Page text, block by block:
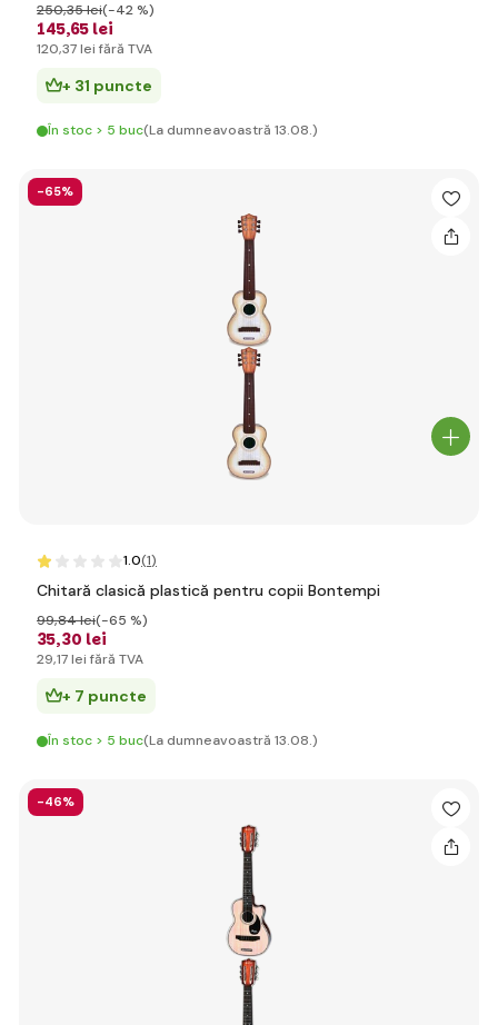
145,65 lei
250,35 lei(-42 %)
120,37 lei fără TVA
+ 31 puncte
În stoc > 5 buc(La dumneavoastră 13.08.)
-65%
1.0(1)
Chitară clasică plastică pentru copii Bontempi
35,30 lei
99,84 lei(-65 %)
29,17 lei fără TVA
+ 7 puncte
În stoc > 5 buc(La dumneavoastră 13.08.)
-46%